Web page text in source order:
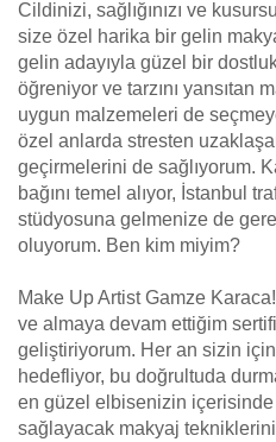
Cildinizi, sağlığınızı ve
size özel harika bir gelin
gelin adayıyla güzel bir
öğreniyor ve tarzını yansıtan
uygun malzemeleri de
özel anlarda stresten
geçirmelerini de sağlıyorum.
bağını temel alıyor, İstanbul
stüdyosuna gelmenize de
oluyorum. Ben kim miyim?
Make Up Artist Gamze
ve almaya devam ettiğim
geliştiriyorum. Her an sizin
hedefliyor, bu doğrultuda
en güzel elbisenizin içerisinde
sağlayacak makyaj tekniklerini